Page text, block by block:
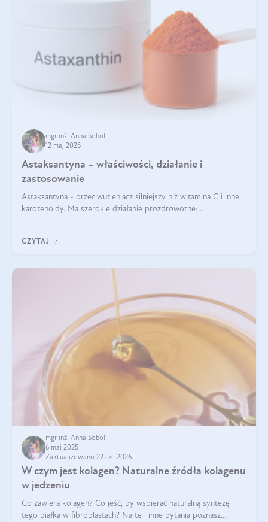
mgr inż. Anna Sobol
12 maj 2025
Astaksantyna – właściwości, działanie i
zastosowanie
Astaksantyna - przeciwutleniacz silniejszy niż witamina C i inne
karotenoidy. Ma szerokie działanie prozdrowotne:
CZYTAJ
mgr inż. Anna Sobol
6 maj 2025
Zaktualizowano 22 cze 2026
W czym jest kolagen? Naturalne źródła kolagenu
w jedzeniu
Co zawiera kolagen? Co jeść, by wspierać naturalną syntezę
tego białka w fibroblastach? Na te i inne pytania poznasz